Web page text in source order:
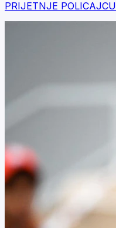
PRIJETNJE POLICAJCU